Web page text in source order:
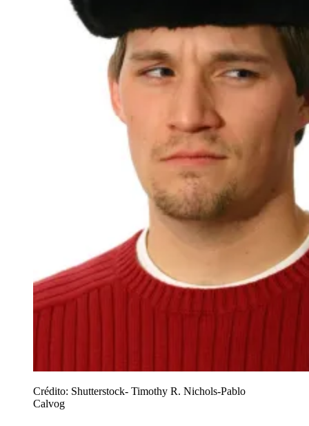
Crédito: Shutterstock- Timothy R. Nichols-Pablo
Calvog